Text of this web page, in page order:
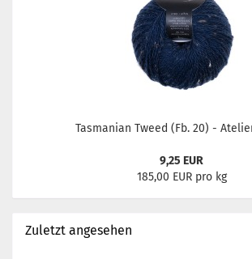
Tasmanian Tweed (Fb. 20) -
9,25 EUR
185,00 EUR pro kg
Zuletzt angesehen